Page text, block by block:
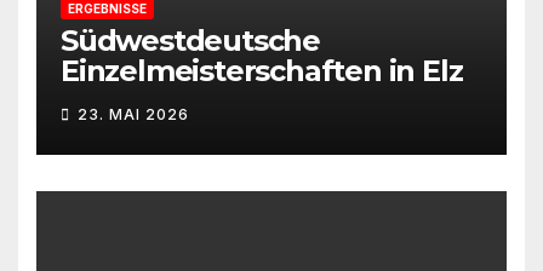
ERGEBNISSE
Südwestdeutsche
Einzelmeisterschaften in Elz
23. MAI 2026